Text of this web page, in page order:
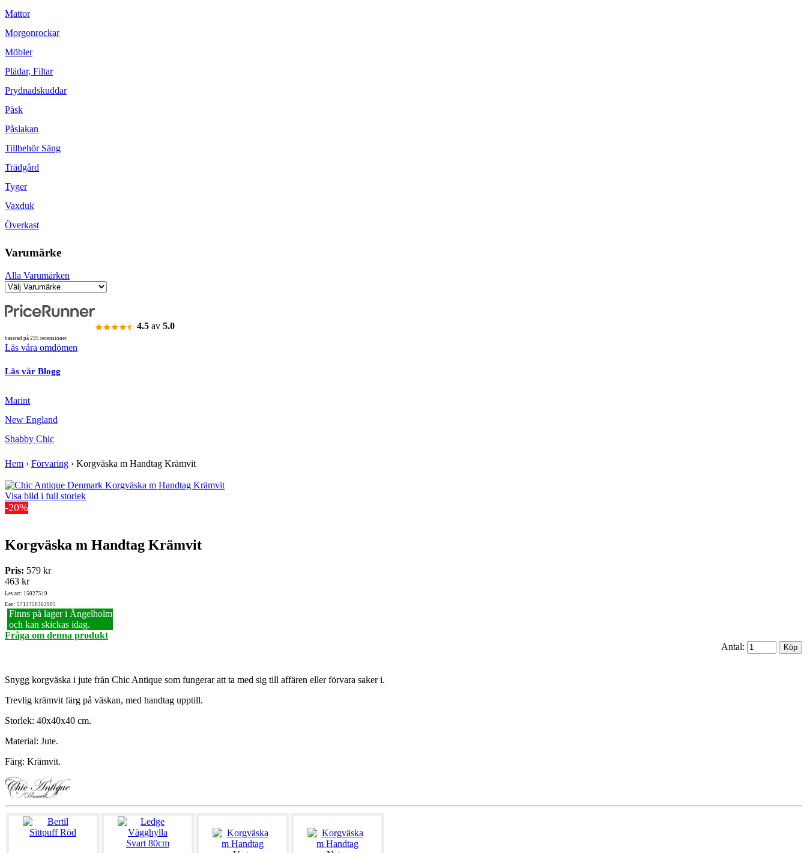
Mattor
Morgonrockar
Möbler
Plädar, Filtar
Prydnadskuddar
Påsk
Påslakan
Tillbehör Säng
Trädgård
Tyger
Vaxduk
Överkast
Varumärke
Alla Varumärken
4.5 av 5.0
baserad på 235 recensioner
Läs våra omdömen
Läs vår Blogg
Marint
New England
Shabby Chic
Hem › Förvaring › Korgväska m Handtag Krämvit
Visa bild i full storlek
-20%
Korgväska m Handtag Krämvit
Pris: 579 kr
463 kr
Lev.art: 15027519
Ean: 5712750362905
Finns på lager i Ängelholm
och kan skickas idag.
Fråga om denna produkt
Antal:
Snygg korgväska i jute från Chic Antique som fungerar att ta med sig till affären eller förvara saker i.
Trevlig krämvit färg på väskan, med handtag upptill.
Storlek: 40x40x40 cm.
Material: Jute.
Färg: Krämvit.